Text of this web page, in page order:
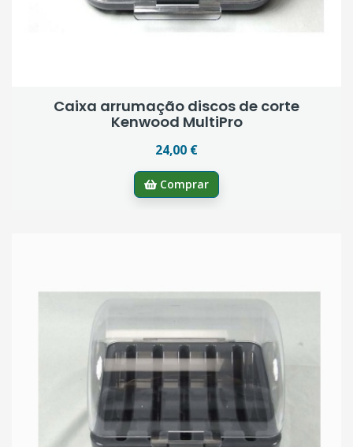
Caixa arrumação discos de corte
Kenwood MultiPro
24,00 €
Comprar